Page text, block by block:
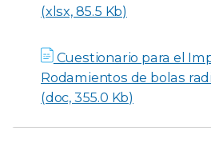
(xlsx, 85.5 Kb)
Cuestionario para el
Rodamientos de bolas
(doc, 355.0 Kb)